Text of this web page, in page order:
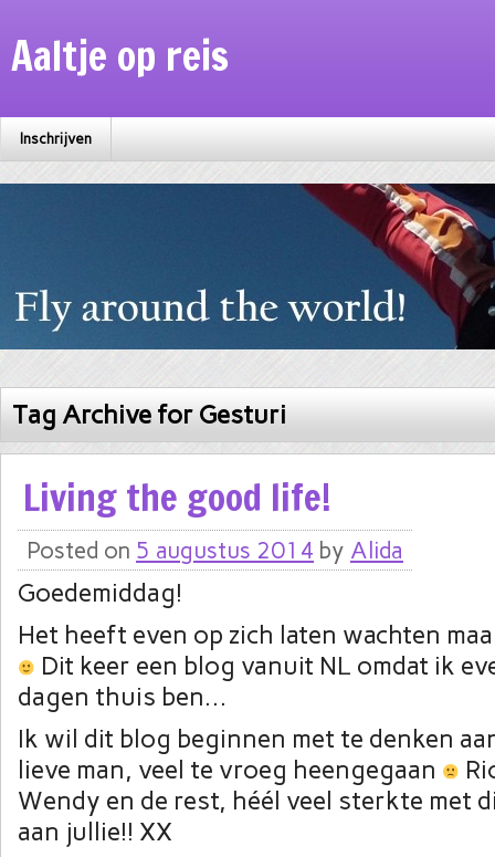
Aaltje op reis
Inschrijven
Tag Archive for Gesturi
Living the good life!
Posted on 5 augustus 2014 by Alida
Goedemiddag!
Het heeft even op zich laten wachten
Dit keer een blog vanuit NL omdat ik
dagen thuis ben…
Ik wil dit blog beginnen met te denken
lieve man, veel te vroeg heengegaan
Wendy en de rest, héél veel sterkte met
aan jullie!! XX